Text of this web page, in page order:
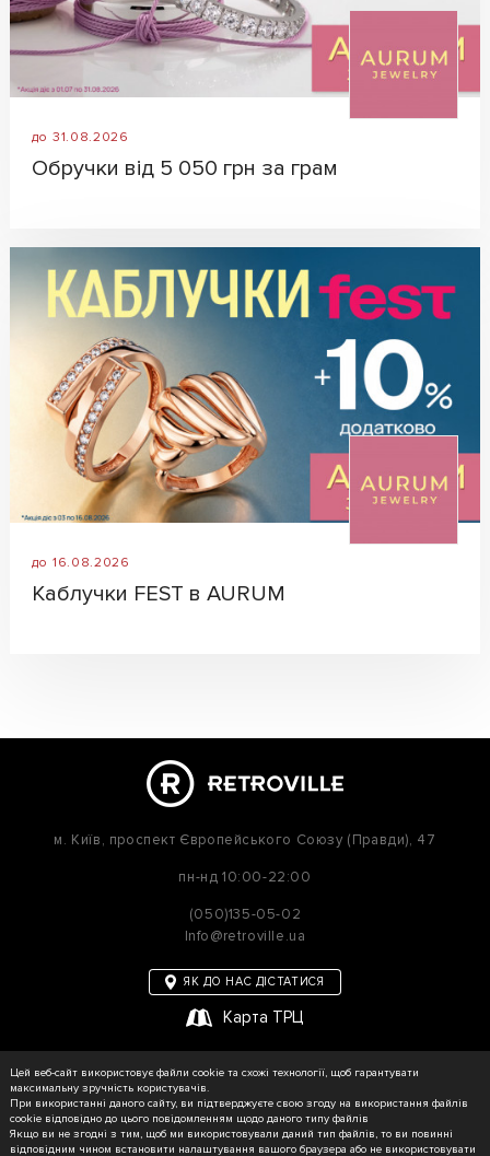
до 31.08.2026
Обручки від 5 050 грн за грам
до 16.08.2026
Каблучки FEST в AURUM
м. Київ, проспект Європейського Союзу (Правди), 47
пн-нд 10:00-22:00
(050)135-05-02
Info@retroville.ua
ЯК ДО НАС ДІСТАТИСЯ
Карта ТРЦ
Цей веб-сайт використовує файли cookie та схожі технології, щоб гарантувати
максимальну зручність користувачів.
При використанні даного сайту, ви підтверджуєте свою згоду на використання файлів
cookie відповідно до цього повідомленням щодо даного типу файлів
Якщо ви не згодні з тим, щоб ми використовували даний тип файлів, то ви повинні
відповідним чином встановити налаштування вашого браузера або не використовувати